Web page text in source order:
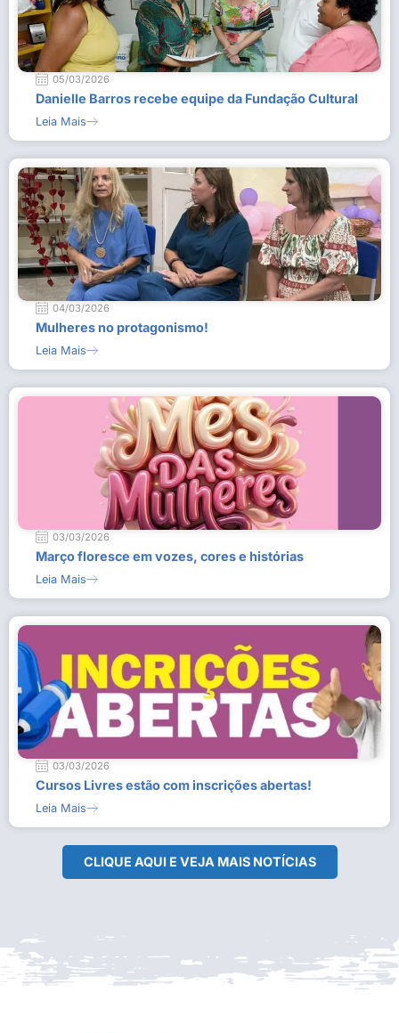
05/03/2026
Danielle Barros recebe equipe da Fundação Cultural
Leia Mais
04/03/2026
Mulheres no protagonismo!
Leia Mais
03/03/2026
Março floresce em vozes, cores e histórias
Leia Mais
03/03/2026
Cursos Livres estão com inscrições abertas!
Leia Mais
CLIQUE AQUI E VEJA MAIS NOTÍCIAS